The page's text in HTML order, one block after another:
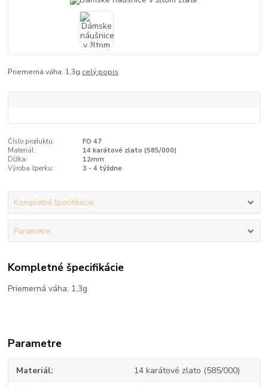
Priemerná váha: 1,3g celý popis
Číslo produktu:
FO 47
Materiál:
14 karátové zlato (585/000)
Dĺžka:
12mm
Výroba šperku:
3 - 4 týždne
Kompletné špecifikácie
Parametre
Kompletné špecifikácie
Priemerná váha: 1,3g
Parametre
Materiál 14 karátové zlato (585/000)